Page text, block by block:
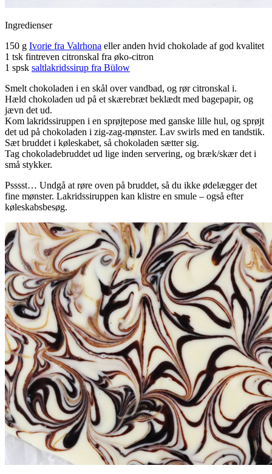
Ingredienser
150 g Ivorie fra Valrhona eller anden hvid chokolade af god kvalitet
1 tsk fintreven citronskal fra øko-citron
1 spsk saltlakridssirup fra Bülow
Smelt chokoladen i en skål over vandbad, og rør citronskal i.
Hæld chokoladen ud på et skærebræt beklædt med bagepapir, og
jævn det ud.
Kom lakridssiruppen i en sprøjtepose med ganske lille hul, og sprøjt
det ud på chokoladen i zig-zag-mønster. Lav swirls med en tandstik.
Sæt bruddet i køleskabet, så chokoladen sætter sig.
Tag chokoladebruddet ud lige inden servering, og bræk/skær det i
små stykker.
Psssst… Undgå at røre oven på bruddet, så du ikke ødelægger det
fine mønster. Lakridssiruppen kan klistre en smule – også efter
køleskabsbesøg.